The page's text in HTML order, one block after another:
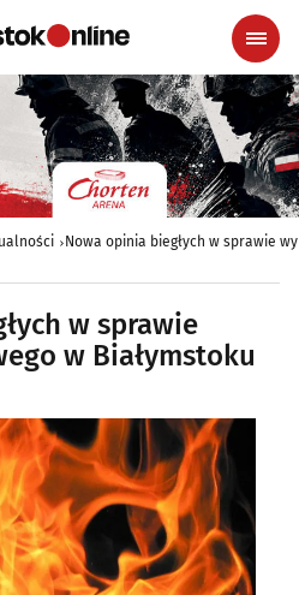
Nowa opinia biegłych w sprawie
w sprawie
w Białymstoku